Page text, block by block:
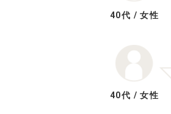
40代 /女性
40代 /女性